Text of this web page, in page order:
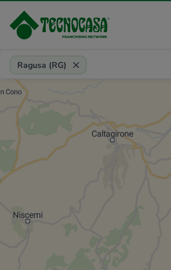
Provincia, comune, zona, riferimento
Ragusa (RG)